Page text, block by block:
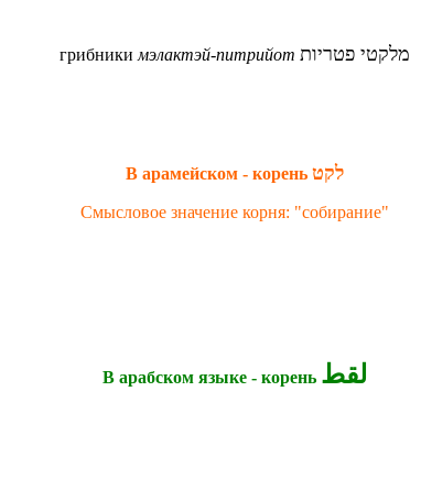
грибники мэлактэй-питрийот מלקטי פטריות
В арамейском - корень לקט
Смысловое значение корня: "собирание"
В арабском языке - корень لقط